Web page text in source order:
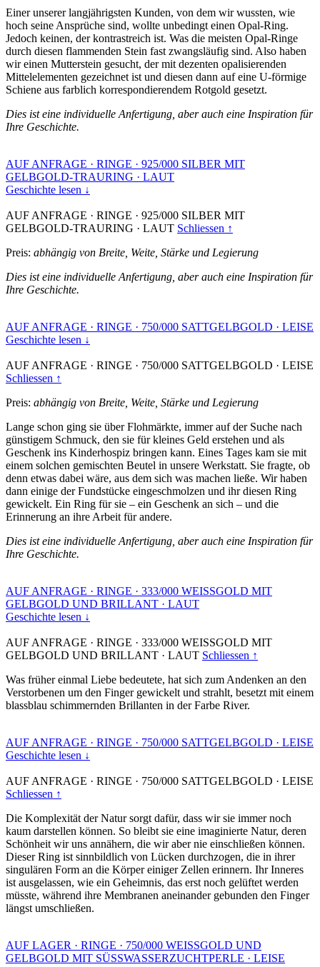
Einer unserer langjährigsten Kunden, von dem wir wussten, wie
hoch seine Ansprüche sind, wollte unbedingt einen Opal-Ring.
Jedoch keinen, der kontrastreich ist. Was die meisten Opal-Ringe
durch diesen flammenden Stein fast zwangsläufig sind. Also haben
wir einen Mutterstein gesucht, der mit dezenten opalisierenden
Mittelelementen gezeichnet ist und diesen dann auf eine U-förmige
Schiene aus farblich korrespondierendem Rotgold gesetzt.
Dies ist eine individuelle Anfertigung, aber auch eine Inspiration für
Ihre Geschichte.
AUF ANFRAGE · RINGE · 925/000 SILBER MIT
GELBGOLD-TRAURING · LAUT
Geschichte lesen ↓
AUF ANFRAGE · RINGE · 925/000 SILBER MIT
GELBGOLD-TRAURING · LAUT Schliessen ↑
Preis: abhängig von Breite, Weite, Stärke und Legierung
Dies ist eine individuelle Anfertigung, aber auch eine Inspiration für
Ihre Geschichte.
AUF ANFRAGE · RINGE · 750/000 SATTGELBGOLD · LEISE
Geschichte lesen ↓
AUF ANFRAGE · RINGE · 750/000 SATTGELBGOLD · LEISE
Schliessen ↑
Preis: abhängig von Breite, Weite, Stärke und Legierung
Lange schon ging sie über Flohmärkte, immer auf der Suche nach
günstigem Schmuck, den sie für kleines Geld erstehen und als
Geschenk ins Kinderhospiz bringen kann. Eines Tages kam sie mit
einem solchen gemischten Beutel in unsere Werkstatt. Sie fragte, ob
denn etwas dabei wäre, aus dem sich was machen ließe. Wir haben
dann einige der Fundstücke eingeschmolzen und ihr diesen Ring
gewickelt. Ein Ring für sie – ein Geschenk an sich – und die
Erinnerung an ihre Arbeit für andere.
Dies ist eine individuelle Anfertigung, aber auch eine Inspiration für
Ihre Geschichte.
AUF ANFRAGE · RINGE · 333/000 WEISSGOLD MIT
GELBGOLD UND BRILLANT · LAUT
Geschichte lesen ↓
AUF ANFRAGE · RINGE · 333/000 WEISSGOLD MIT
GELBGOLD UND BRILLANT · LAUT Schliessen ↑
Was früher einmal Liebe bedeutete, hat sich zum Andenken an den
Verstorbenen um den Finger gewickelt und strahlt, besetzt mit einem
blassblau schimmernden Brillanten in der Farbe River.
AUF ANFRAGE · RINGE · 750/000 SATTGELBGOLD · LEISE
Geschichte lesen ↓
AUF ANFRAGE · RINGE · 750/000 SATTGELBGOLD · LEISE
Schliessen ↑
Die Komplexität der Natur sorgt dafür, dass wir sie immer noch
kaum darstellen können. So bleibt sie eine imaginierte Natur, deren
Schönheit wir uns annähern, die wir aber nie einschließen können.
Dieser Ring ist sinnbildlich von Lücken durchzogen, die in ihrer
singulären Form an die Körper einiger Zellen erinnern. Ihr Inneres
ist ausgelassen, wie ein Geheimnis, das erst noch gelüftet werden
müsste, während ihre Membranen aneinander gebunden den Finger
längst umschließen.
AUF LAGER · RINGE · 750/000 WEISSGOLD UND
GELBGOLD MIT SÜSSWASSERZUCHTPERLE · LEISE